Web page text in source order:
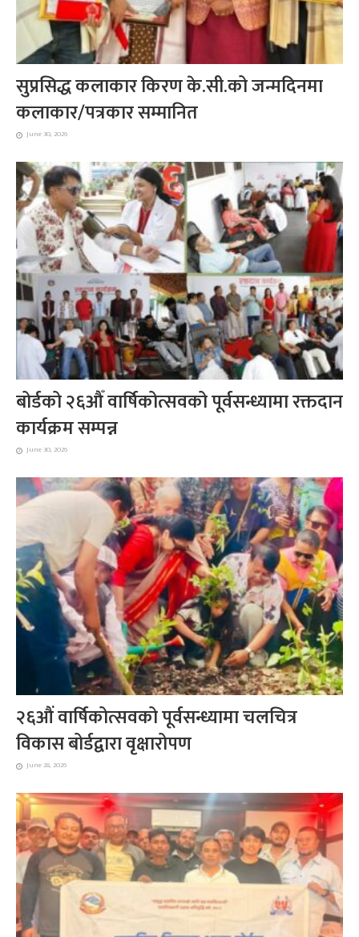
सुप्रसिद्ध कलाकार किरण के.सी.को जन्मदिनमा
कलाकार/पत्रकार सम्मानित
June 30, 2026
बोर्डको २६औँ वार्षिकोत्सवको पूर्वसन्ध्यामा रक्तदान
कार्यक्रम सम्पन्न
June 30, 2026
२६औं वार्षिकोत्सवको पूर्वसन्ध्यामा चलचित्र
विकास बोर्डद्वारा वृक्षारोपण
June 28, 2026